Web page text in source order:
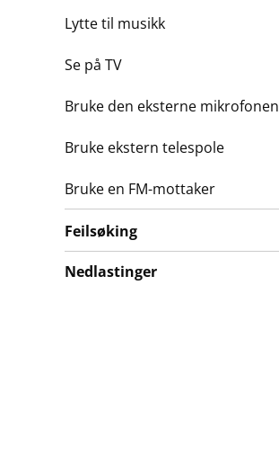
Lytte til musikk
Se på TV
Bruke den eksterne mikrofonen
Bruke ekstern telespole
Bruke en FM-mottaker
Feilsøking
Nedlastinger